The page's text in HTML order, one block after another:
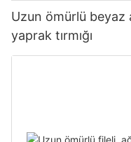
Uzun ömürlü beyaz
yaprak tırmığı